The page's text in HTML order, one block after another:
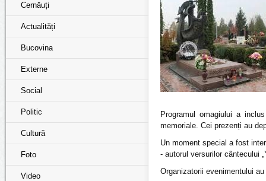
Cernăuți
Actualități
Bucovina
Externe
Social
Politic
Cultură
Foto
Video
Programul omagiului a
memoriale. Cei prezenți au
Un moment special a fost
- autorul versurilor cântecului
Organizatorii evenimentului